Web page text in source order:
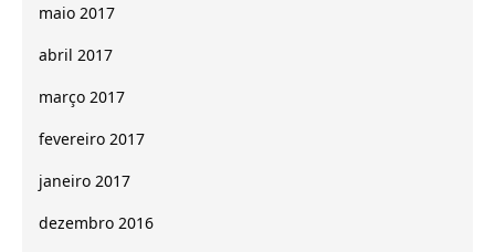
maio 2017
abril 2017
março 2017
fevereiro 2017
janeiro 2017
dezembro 2016